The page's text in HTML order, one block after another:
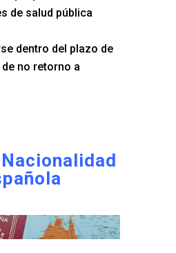
de salud pública
dentro del plazo de
no retorno a